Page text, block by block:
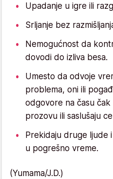
Upadanje u igre ili
Srljanje bez
Nemogućnost da
dovodi do izliva besa.
Umesto da odvoje
problema, oni ili
odgovore na času čak
prozovu ili saslušaju
Prekidaju druge ljude
u pogrešno vreme.
(Yumama/J.D.)